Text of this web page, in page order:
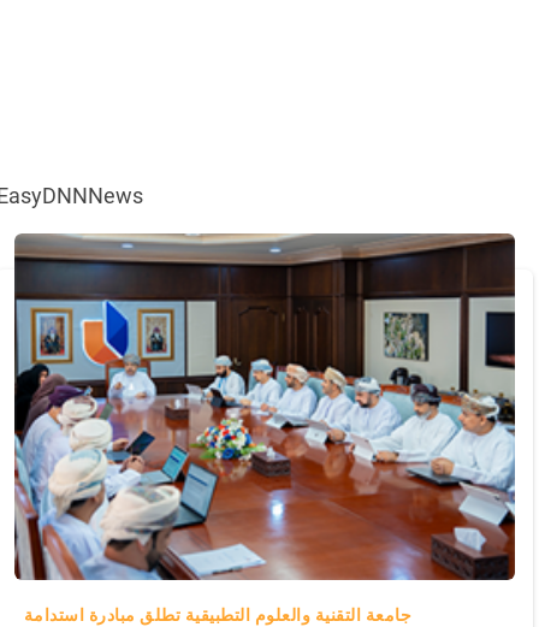
جامعة التقنية والعلوم التطبيقية تطلق مبادرة استدامة